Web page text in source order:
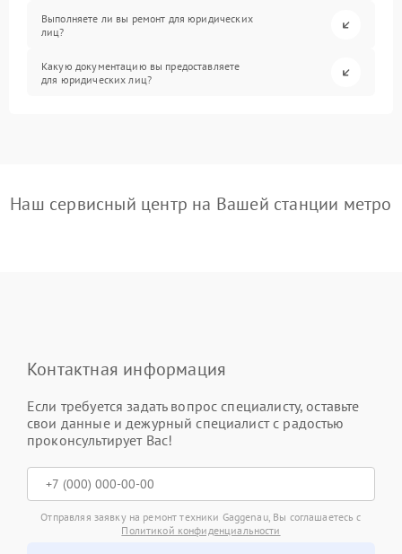
Выполняете ли вы ремонт для юридических
лиц?
Какую документацию вы предоставляете
для юридических лиц?
Наш сервисный центр на Вашей станции метро
Контактная информация
Если требуется задать вопрос специалисту, оставьте
свои данные и дежурный специалист с радостью
проконсультирует Вас!
Отправляя заявку на ремонт техники Gaggenau, Вы соглашаетесь с
Политикой конфиденциальности